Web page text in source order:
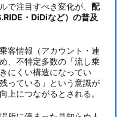
で注目すべき変化が、 配
・DiDiなど）の普及
客情報（アカウント・連
、不特定多数の「流し乗
にくい構造になってい
っている」という意識が
上につながるとされる。